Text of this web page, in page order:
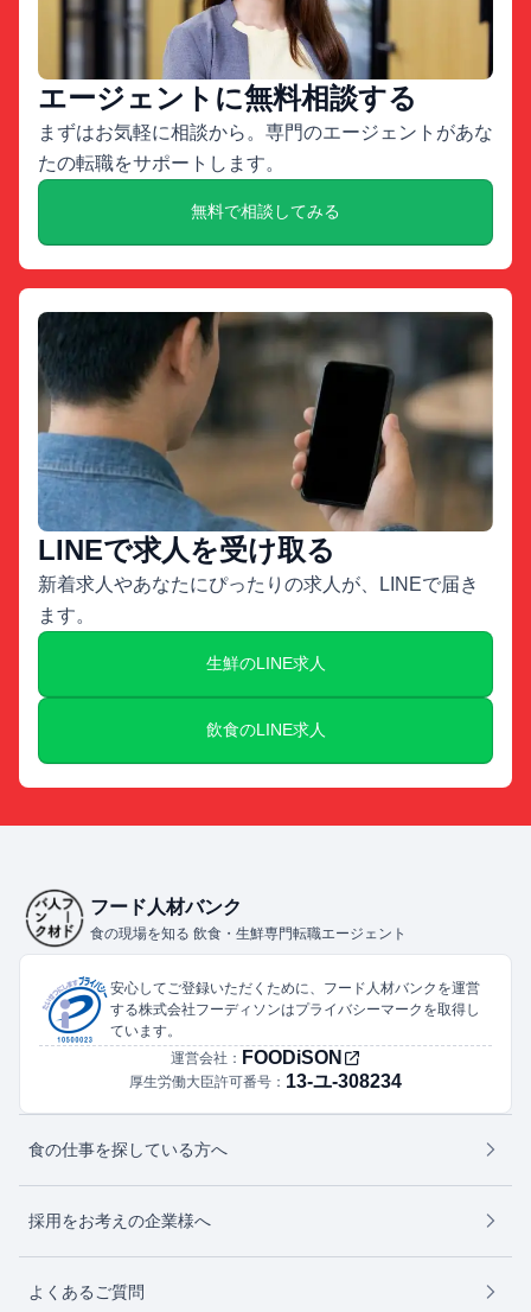
エージェントに無料相談する
まずはお気軽に相談から。専門のエージェントがあな
たの転職をサポートします。
無料で相談してみる
LINEで求人を受け取る
新着求人やあなたにぴったりの求人が、LINEで届き
ます。
生鮮のLINE求人
飲食のLINE求人
フード人材バンク
食の現場を知る 飲食・生鮮専門転職エージェント
安心してご登録いただくために、フード人材バンクを運営
する株式会社フーディソンはプライバシーマークを取得し
ています。
運営会社： FOODiSON
厚生労働大臣許可番号： 13-ユ-308234
食の仕事を探している方へ
採用をお考えの企業様へ
よくあるご質問